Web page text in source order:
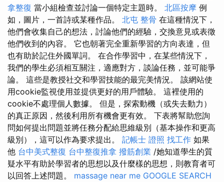
拿整復 當小組檢查並討論一個特定主題時。 北區按摩 例
如，圖片，一首詩或某種作品。 北屯 整骨 在這種情況下，
他們會收集自己的想法，討論他們的經驗，交換意見或表徵
他們收到的內容。 它也朝著完全重新學習的方向表達，但
也有助於記住外國單詞。 在合作學習中，在某些情況下，
我們的學生必須相互關注，適應對方，談論任務，並可能爭
論。 這些是教授社交和學習技能的最完美情況。 該網站使
用cookie監視使用並提供更好的用戶體驗。 這裡使用的
cookie不處理個人數據。 但是，探索動機（或失去動力）
的真正原因，然後利用所有機會更有效。 下表將幫助您詢
問如何提出問題並將任務分配給思維級別（基本操作和更​​高
級別），這可以作為要求提出。 記帳士 證照 找工作 如果
他 台中美式整復 台中整復推拿 撥筋創業 /她知道學生的質
疑水平有助於學習者的思想以及什麼樣的思想，則教育者可
以回答上述問題。 massage near me GOOGLE SEARCH